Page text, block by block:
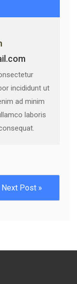
incididunt ut
ad minim
laboris
Next Post »